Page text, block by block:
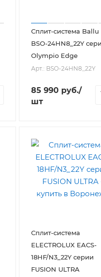
Сплит-система Ballu
BSO-24HN8_22Y
Olympio Edge
Арт.: BSO-24HN8_22Y
85 990 руб./
шт
Сплит-система
ELECTROLUX EACS-
18HF/N3_22Y серии
FUSION ULTRA